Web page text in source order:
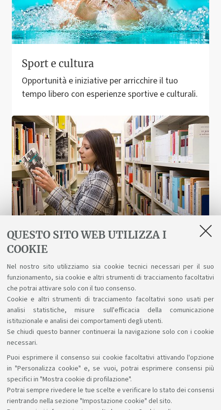
QUESTO SITO WEB UTILIZZA I
COOKIE
Nel nostro sito utilizziamo sia cookie tecnici necessari per il suo
funzionamento, sia cookie e altri strumenti di tracciamento facoltativi
che potrai attivare solo con il tuo consenso.
Cookie e altri strumenti di tracciamento facoltativi sono usati per
analisi statistiche, misure sull'efficacia della comunicazione
istituzionale e analisi dei comportamenti degli utenti.
Se chiudi questo banner continuerai la navigazione solo con i cookie
necessari.
Puoi esprimere il consenso sui cookie facoltativi attivando l'opzione
in "Personalizza cookie" e, se vuoi, potrai esprimere consensi più
specifici in "Mostra cookie di profilazione".
Potrai sempre rivedere le tue scelte e verificare lo stato dei consensi
rientrando nella sezione "Impostazione cookie" del sito.
Sport e cultura
Opportunità e iniziative per arricchire il tuo
tempo libero con esperienze sportive e culturali.
Biblioteche e risorse digitali
Un patrimonio fatto di scienza, arte, storia a
tua disposizione gratuitamente, anche online.
Sosteniamo il diritto alla conoscenza
Seguici su: